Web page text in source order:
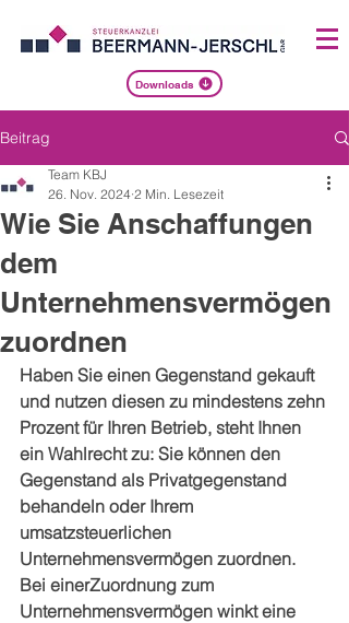
Downloads
Beitrag
Wie Sie Anschaffungen
dem
Unternehmensvermögen
zuordnen
Team KBJ
26. Nov. 2024 2 Min. Lesezeit
Haben Sie einen Gegenstand gekauft
und nutzen diesen zu mindestens zehn
Prozent für Ihren Betrieb, steht Ihnen
ein Wahlrecht zu: Sie können den
Gegenstand als Privatgegenstand
behandeln oder Ihrem
umsatzsteuerlichen
Unternehmensvermögen zuordnen.
Bei einerZuordnung zum
Unternehmensvermögen winkt eine